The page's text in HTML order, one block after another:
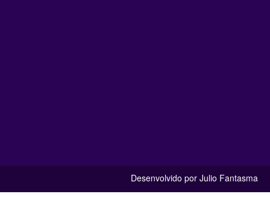
Desenvolvido por Julio Fantasma